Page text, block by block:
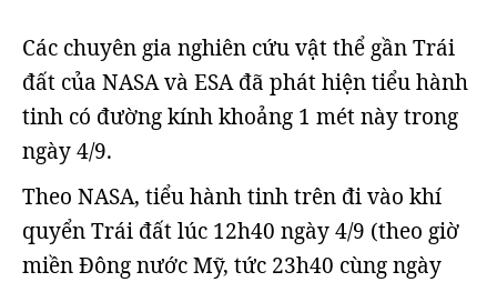
Các chuyên gia nghiên cứu vật thể gần Trái
đất của NASA và ESA đã phát hiện tiểu hành
tinh có đường kính khoảng 1 mét này trong
ngày 4/9.
Theo NASA, tiểu hành tinh trên đi vào khí
quyển Trái đất lúc 12h40 ngày 4/9 (theo giờ
miền Đông nước Mỹ, tức 23h40 cùng ngày